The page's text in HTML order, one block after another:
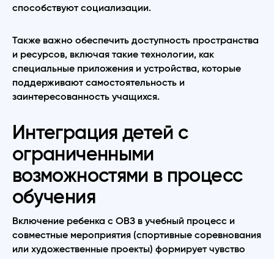
способствуют социализации.
Также важно обеспечить доступность пространства
и ресурсов, включая такие технологии, как
специальные приложения и устройства, которые
поддерживают самостоятельность и
заинтересованность учащихся.
Интеграция детей с
ограниченными
возможностями в процесс
обучения
Включение ребенка с ОВЗ в учебный процесс и
совместные мероприятия (спортивные соревнования
или художественные проекты) формирует чувство